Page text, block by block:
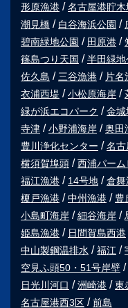
形原漁港
名古屋港貯木
潮見橋
白谷海浜公園
碧南緑地公園
田原港
篠島つり天国
半田緑地
佐久島
三谷漁港 片名
衣浦西堤
小松原海岸
緑が浜エコパーク
金城
寺津
小野浦海岸 奥田
豊川浄化センター
名古
横須賀埠頭
西浦パーム
福江漁港
14号地 倉舞
榎戸漁港
中州漁港 豊
小島町海岸
細谷海岸
姫島漁港
日間賀島西港
中山製鋼温排水
福江
空見ふ頭50・51号岸壁
日光川河口
洲崎港 東
名古屋港西3区
前島